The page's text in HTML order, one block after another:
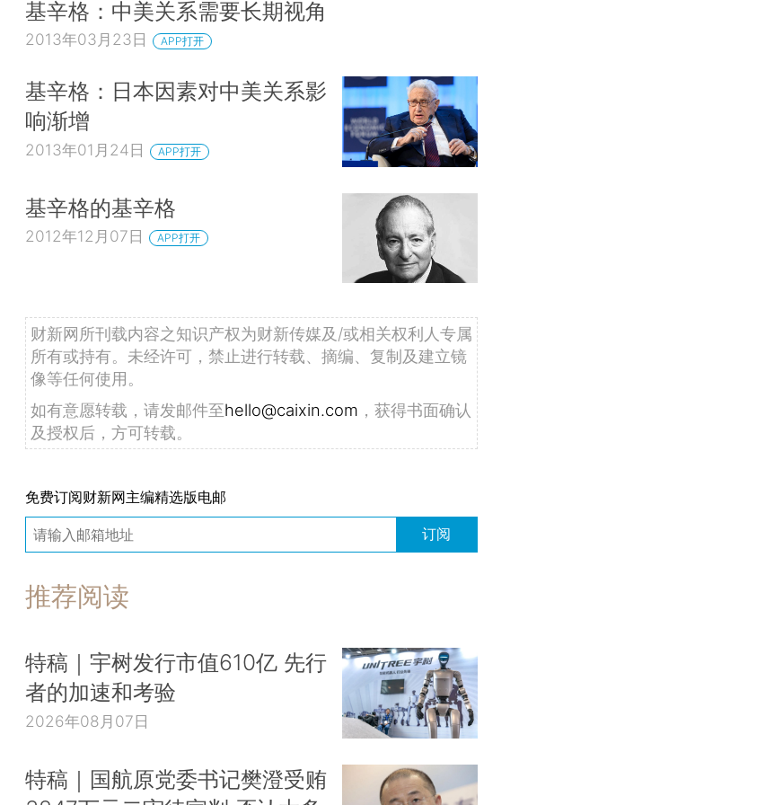
基辛格：中美关系需要长期视角
2013年03月23日 APP打开
基辛格：日本因素对中美关系影
响渐增
2013年01月24日 APP打开
基辛格的基辛格
2012年12月07日 APP打开
财新网所刊载内容之知识产权为财新传媒及/或相关权利人专属
所有或持有。未经许可，禁止进行转载、摘编、复制及建立镜
像等任何使用。
如有意愿转载，请发邮件至hello@caixin.com ，获得书面确认
及授权后，方可转载。
免费订阅财新网主编精选版电邮
订阅
推荐阅读
特稿｜宇树发行市值610亿 先行
者的加速和考验
2026年08月07日
特稿｜国航原党委书记樊澄受贿